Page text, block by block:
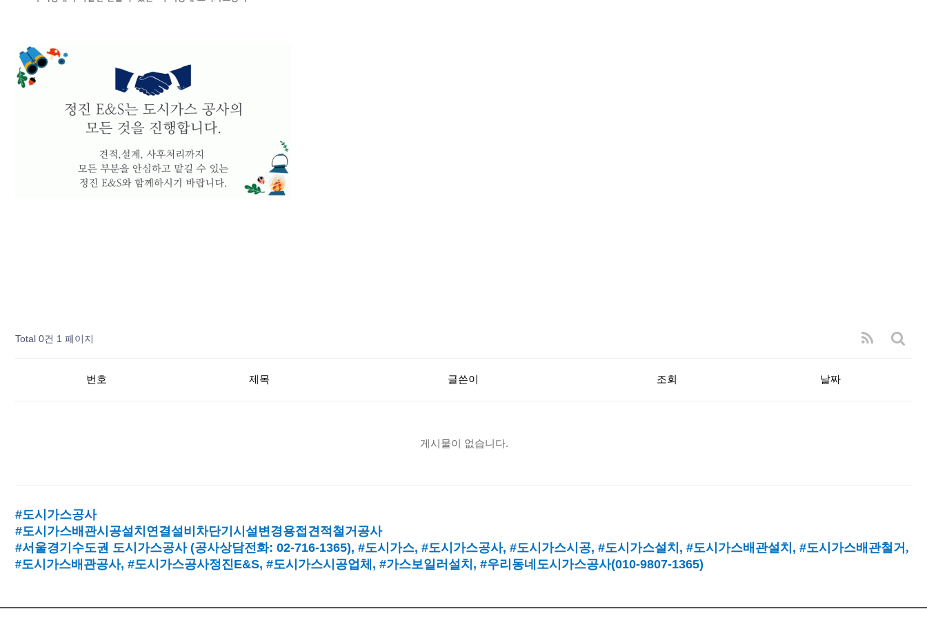
Total 0건 1 페이지
번호 제목 글쓴이 조회 날짜
게시물이 없습니다.
#도시가스공사
#도시가스배관시공설치연결설비차단기시설변경용접견적철거공사
#서울경기수도권 도시가스공사 (공사상담전화: 02-716-1365), #도시가스, #도시가스공사, #도시가스시공, #도시가스설치 , #도시가스배관설치 , #도시가스배관철거,
#도시가스배관공사, #도시가스공사정진E&S, #도시가스시공업체 , #가스보일러설치 , #우리동네도시가스공사(010-9807-1365)